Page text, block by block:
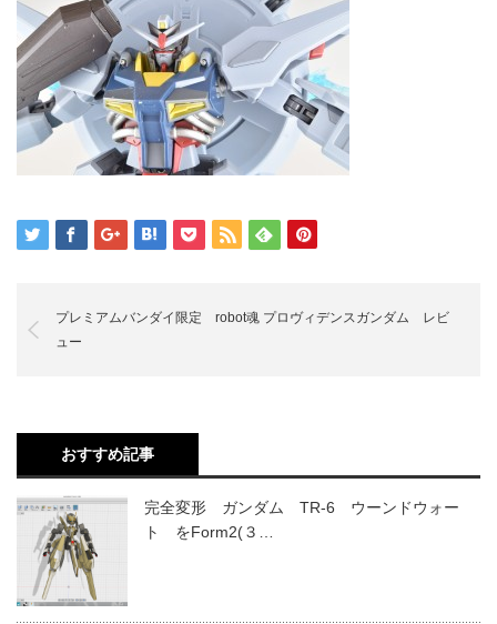
プレミアムバンダイ限定 robot魂 プロヴィデンスガンダム レビ
ュー
おすすめ記事
完全変形 ガンダム TR-6 ウーンドウォー
ト をForm2(３…